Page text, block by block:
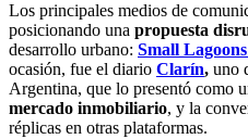
Los principales medios de
posicionando una propuesta
desarrollo urbano: Small
ocasión, fue el diario Clarín, uno
Argentina, que lo presentó como
mercado inmobiliario, y la
réplicas en otras plataformas.